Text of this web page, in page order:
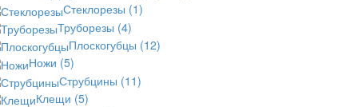
Стеклорезы (1)
Труборезы (4)
Плоскогубцы (12)
Ножи (5)
Струбцины (11)
Клещи (5)